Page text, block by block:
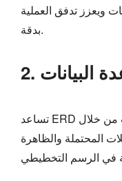
ويعزز تدفق العملية
بدقة.
البيانات
تساعد ERD في تصحيح أخطاء قاعدة البيانات من خلال
المحتملة والظاهرة